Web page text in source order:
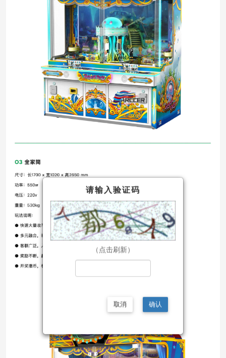
请输入验证码
（点击刷新）
取消 确认